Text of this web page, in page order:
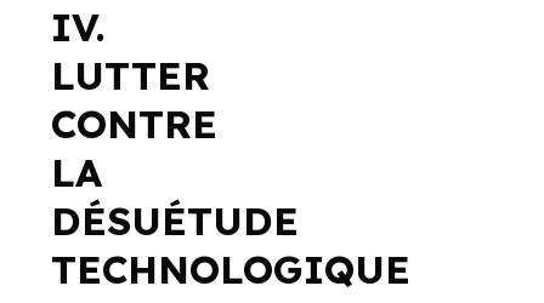
IV.
LUTTER
CONTRE
LA
DÉSUÉTUDE
TECHNOLOGIQUE